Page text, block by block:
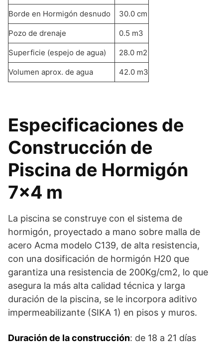
Borde en Hormigón desnudo 30.0 cm
Pozo de drenaje 0.5 m3
Superficie (espejo de agua) 28.0 m2
Volumen aprox. de agua 42.0 m3
Especificaciones de
Construcción de
Piscina de Hormigón
7×4 m
La piscina se construye con el sistema de
hormigón, proyectado a mano sobre malla de
acero Acma modelo C139, de alta resistencia,
con una dosificación de hormigón H20 que
garantiza una resistencia de 200Kg/cm2, lo que
asegura la más alta calidad técnica y larga
duración de la piscina, se le incorpora aditivo
impermeabilizante (SIKA 1) en pisos y muros.
Duración de la construcción: de 18 a 21 días